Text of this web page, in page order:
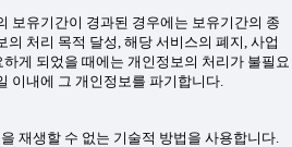
보유기간이 경과된 경우에는 보유기간의 종
의 처리 목적 달성, 해당 서비스의 폐지, 사업
게 되었을 때에는 개인정보의 처리가 불필요
이내에 그 개인정보를 파기합니다.
재생할 수 없는 기술적 방법을 사용합니다.